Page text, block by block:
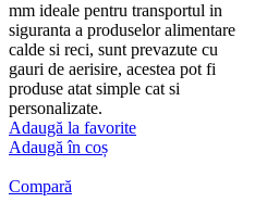
mm ideale pentru transportul in
siguranta a produselor alimentare
calde si reci, sunt prevazute cu
gauri de aerisire, acestea pot fi
produse atat simple cat si
personalizate.
Adaugă la favorite
Adaugă în coș
Compară